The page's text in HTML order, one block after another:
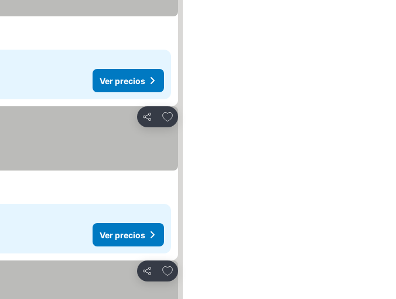
Ver precios
Compartir
Agregar a favoritos
Ver precios
Compartir
Agregar a favoritos